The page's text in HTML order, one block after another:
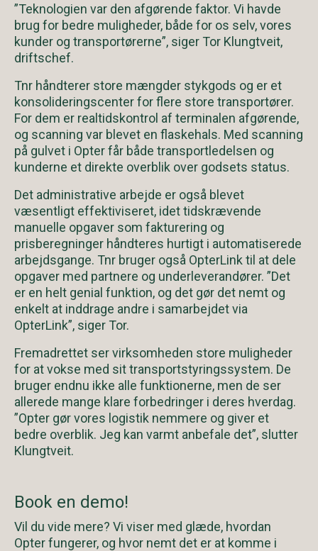
”Teknologien var den afgørende faktor. Vi havde
brug for bedre muligheder, både for os selv, vores
kunder og transportørerne”, siger Tor Klungtveit,
driftschef.
Tnr håndterer store mængder stykgods og er et
konsolideringscenter for flere store transportører.
For dem er realtidskontrol af terminalen afgørende,
og scanning var blevet en flaskehals. Med scanning
på gulvet i Opter får både transportledelsen og
kunderne et direkte overblik over godsets status.
Det administrative arbejde er også blevet
væsentligt effektiviseret, idet tidskrævende
manuelle opgaver som fakturering og
prisberegninger håndteres hurtigt i automatiserede
arbejdsgange. Tnr bruger også OpterLink til at dele
opgaver med partnere og underleverandører. ”Det
er en helt genial funktion, og det gør det nemt og
enkelt at inddrage andre i samarbejdet via
OpterLink”, siger Tor.
Fremadrettet ser virksomheden store muligheder
for at vokse med sit transportstyringssystem. De
bruger endnu ikke alle funktionerne, men de ser
allerede mange klare forbedringer i deres hverdag.
”Opter gør vores logistik nemmere og giver et
bedre overblik. Jeg kan varmt anbefale det”, slutter
Klungtveit.
Book en demo!
Vil du vide mere? Vi viser med glæde, hvordan
Opter fungerer, og hvor nemt det er at komme i